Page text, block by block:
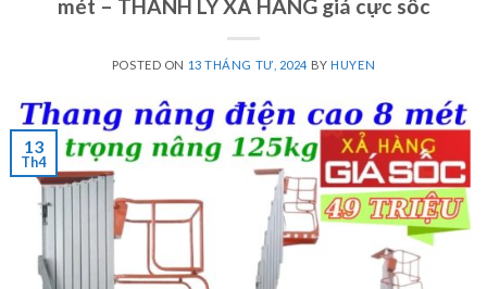
mét – THANH LÝ XẢ HÀNG giá cực sốc
POSTED ON 13 THÁNG TƯ, 2024 BYHUYEN
13
Th4